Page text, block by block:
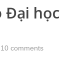
Đại học
10 comments